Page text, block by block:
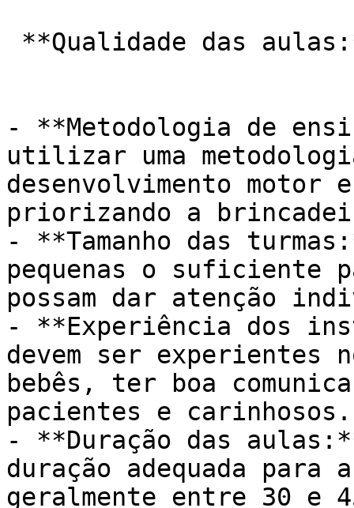
- **Metodologia de
utilizar uma
desenvolvimento motor
priorizando a
- **Tamanho das
pequenas o suficiente
possam dar atenção
- **Experiência dos
devem ser experientes
bebês, ter boa
pacientes e carinhosos.
- **Duração das
duração adequada
geralmente entre 30 e